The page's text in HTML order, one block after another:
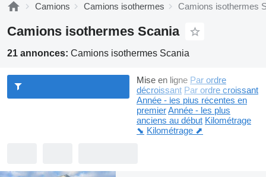
Camions Camions isothermes Camions isothermes
Camions isothermes Scania
21 annonces: Camions isothermes Scania
Mise en ligne Par ordre
décroissant Par ordre croissant
Année - les plus récentes en
premierAnnée - les plus
anciens au début Kilométrage
⬊ Kilométrage ⬈